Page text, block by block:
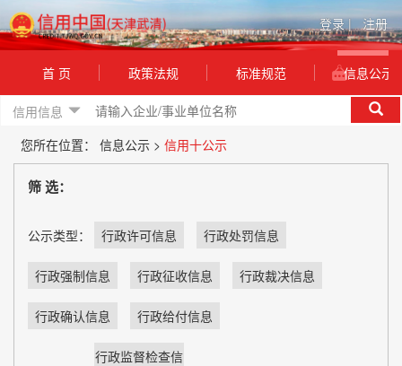
登录| 注册
首 页 政策法规 标准规范 信息公示
信用信息
您所在位置： 信息公示 > 信用十公示
筛 选：
公示类型： 行政许可信息 行政处罚信息
行政强制信息 行政征收信息 行政裁决信息
行政确认信息 行政给付信息
行政监督检查信